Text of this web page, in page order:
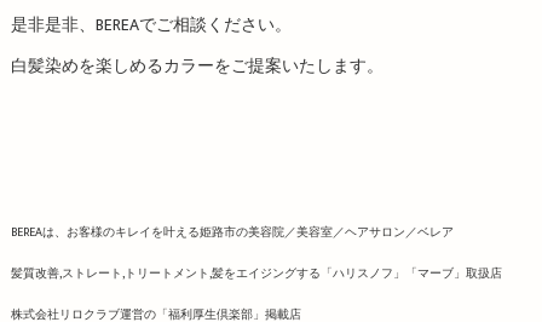
是非是非、BEREAでご相談ください。
白髪染めを楽しめるカラーをご提案いたします。
BEREAは、お客様のキレイを叶える姫路市の美容院／美容室／ヘアサロン／ベレア
髪質改善,ストレート,トリートメント,髪をエイジングする「ハリスノフ」「マーブ」取扱店
株式会社リロクラブ運営の「福利厚生倶楽部」掲載店